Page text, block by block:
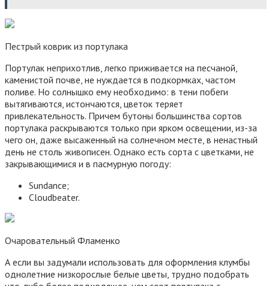
Пестрый коврик из портулака
Портулак неприхотлив, легко приживается на песчаной,
каменистой почве, не нуждается в подкормках, частом
поливе. Но солнышко ему необходимо: в тени побеги
вытягиваются, истончаются, цветок теряет
привлекательность. Причем бутоны большинства сортов
портулака раскрываются только при ярком освещении, из-за
чего он, даже высаженный на солнечном месте, в ненастный
день не столь живописен. Однако есть сорта с цветками, не
закрывающимися и в пасмурную погоду:
Sundance;
Cloudbeater.
Очаровательный Фламенко
А если вы задумали использовать для оформления клумбы
однолетние низкорослые белые цветы, трудно подобрать